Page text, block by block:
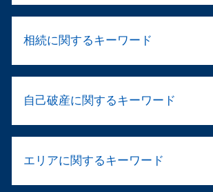
退職勧奨 パワハラ
カスハラ 対策
ハラスメント とは 厚生労働省
就業規則 違反
企業法務 顧問弁護士
破産 免責
傷害 執行猶予
逮捕 弁護士
留置所 弁護士
傷害罪 流れ
警察 捕まっ たら
相続に関するキーワード
公正証書遺言 弁護士
民法 法定相続人
遺留分とは 相続
遺産分割 不動産
自己破産に関するキーワード
自己破産 借金 相手
エリアに関するキーワード